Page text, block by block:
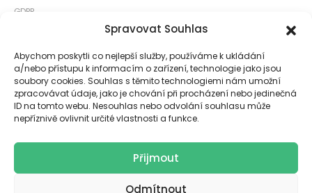
Spravovat Souhlas
Abychom poskytli co nejlepší služby, používáme k ukládání
a/nebo přístupu k informacím o zařízení, technologie jako jsou
soubory cookies. Souhlas s těmito technologiemi nám umožní
zpracovávat údaje, jako je chování při procházení nebo jedinečná
ID na tomto webu. Nesouhlas nebo odvolání souhlasu může
nepříznivě ovlivnit určité vlastnosti a funkce.
Přijmout
Odmítnout
GDPR
Sídlo: Václavské náměstí 813/57 110 00 Praha 1
Pobočka: Smíchov City Za Ženskými domovy 3379/1 150 00 Praha 5
Sociální sítě